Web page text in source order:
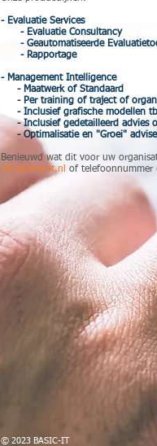
- Evaluatie Services
- Evaluatie Consultancy
- Geautomatiseerde
- Rapportage
- Management Intelligence
- Maatwerk of Standaard
- Per training of traject of
- Inclusief grafische modellen
- Inclusief gedetailleerd advies
- Optimalisatie en "Groei"
Benieuwd wat dit voor uw
info@basicit.nl
of
© 2023 BASIC-IT